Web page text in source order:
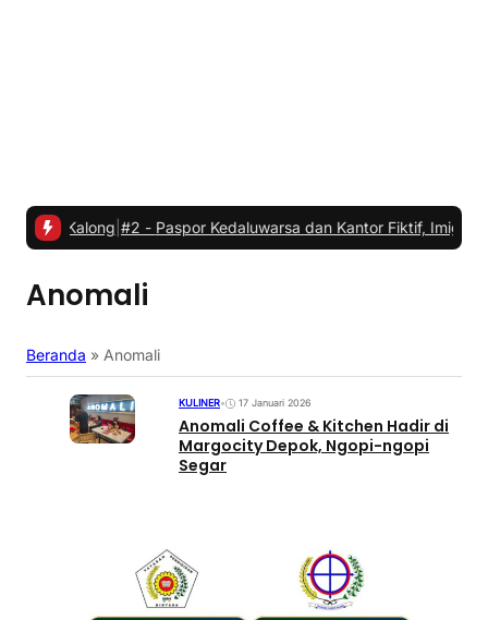
#2 - Paspor Kedaluwarsa dan Kantor Fiktif, Imigrasi Polonia
Anomali
Beranda » Anomali
KULINER• 17 Januari 2026
Anomali Coffee & Kitchen Hadir di
Margocity Depok, Ngopi-ngopi
Segar